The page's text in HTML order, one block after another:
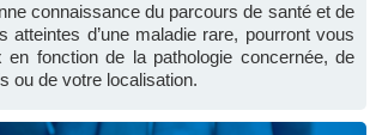
connaissance du parcours de santé et de
atteintes d’une maladie rare, pourront vous
en fonction de la pathologie concernée, de
ou de votre localisation.